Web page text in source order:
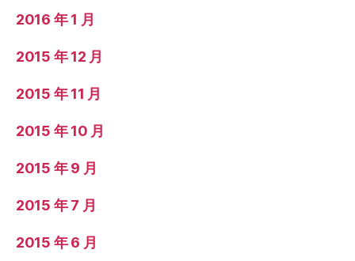
2016 年 1 月
2015 年 12 月
2015 年 11 月
2015 年 10 月
2015 年 9 月
2015 年 7 月
2015 年 6 月